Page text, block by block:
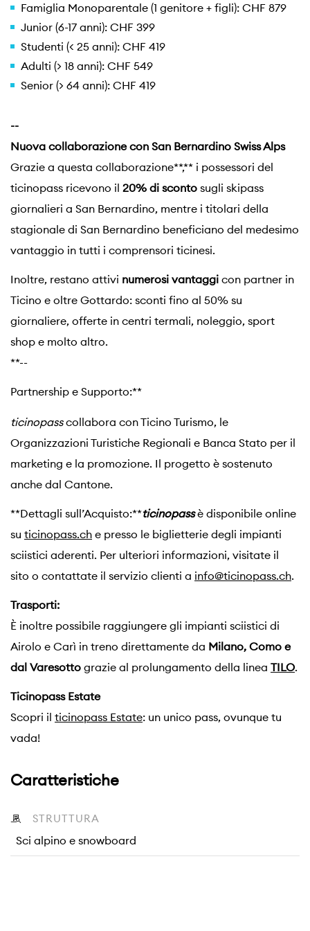
Famiglia Monoparentale (1 genitore + figli): CHF 879
Junior (6-17 anni): CHF 399
Studenti (< 25 anni): CHF 419
Adulti (> 18 anni): CHF 549
Senior (> 64 anni): CHF 419
--
Nuova collaborazione con San Bernardino Swiss Alps
Grazie a questa collaborazione**,** i possessori del
ticinopass ricevono il 20% di sconto sugli skipass
giornalieri a San Bernardino, mentre i titolari della
stagionale di San Bernardino beneficiano del medesimo
vantaggio in tutti i comprensori ticinesi.
Inoltre, restano attivi numerosi vantaggi con partner in
Ticino e oltre Gottardo: sconti fino al 50% su
giornaliere, offerte in centri termali, noleggio, sport
shop e molto altro.
**--
Partnership e Supporto:**
ticinopasscollabora con Ticino Turismo, le
Organizzazioni Turistiche Regionali e Banca Stato per il
marketing e la promozione. Il progetto è sostenuto
anche dal Cantone.
**Dettagli sull’Acquisto:**ticinopassè disponibile online
su ticinopass.ch e presso le biglietterie degli impianti
sciistici aderenti. Per ulteriori informazioni, visitate il
sito o contattate il servizio clienti a info@ticinopass.ch.
Trasporti:
È inoltre possibile raggiungere gli impianti sciistici di
Airolo e Carì in treno direttamente da Milano, Como e
dal Varesotto grazie al prolungamento della linea TILO.
Ticinopass Estate
Scopri il ticinopass Estate: un unico pass, ovunque tu
vada!
Caratteristiche
STRUTTURA
Sci alpino e snowboard